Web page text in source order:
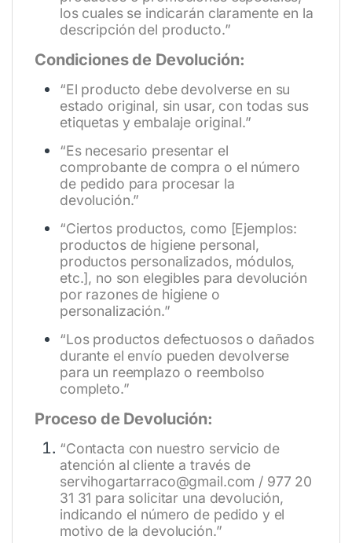
los cuales se indicarán claramente en la
descripción del producto.”
Condiciones de Devolución:
“El producto debe devolverse en su
estado original, sin usar, con todas sus
etiquetas y embalaje original.”
“Es necesario presentar el
comprobante de compra o el número
de pedido para procesar la
devolución.”
“Ciertos productos, como [Ejemplos:
productos de higiene personal,
productos personalizados, módulos,
etc.], no son elegibles para devolución
por razones de higiene o
personalización.”
“Los productos defectuosos o dañados
durante el envío pueden devolverse
para un reemplazo o reembolso
completo.”
Proceso de Devolución:
“Contacta con nuestro servicio de
atención al cliente a través de
servihogartarraco@gmail.com / 977 20
31 31 para solicitar una devolución,
indicando el número de pedido y el
motivo de la devolución.”